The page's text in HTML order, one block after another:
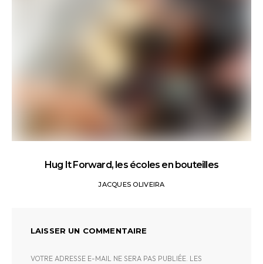
Hug It Forward, les écoles en bouteilles
JACQUES OLIVEIRA
LAISSER UN COMMENTAIRE
VOTRE ADRESSE E-MAIL NE SERA PAS PUBLIÉE. LES